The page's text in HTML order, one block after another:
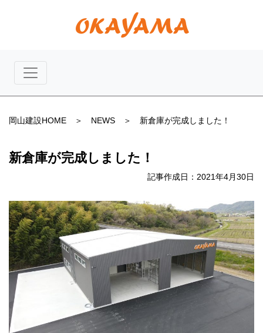
岡山建設HOME ＞ NEWS ＞ 新倉庫が完成しました！
新倉庫が完成しました！
記事作成日：2021年4月30日